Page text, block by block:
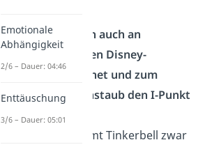
Erinnerst du dich auch an
Tinkerbell, die den Disney-
Schriftzug zeichnet und zum
Schluss mit Feenstaub den I-Punkt
tüpfelt?
Tatsächlich kommt Tinkerbell zwar
Emotionale
Abhängigkeit
2/6 – Dauer: 04:46
Enttäuschung
3/6 – Dauer: 05:01